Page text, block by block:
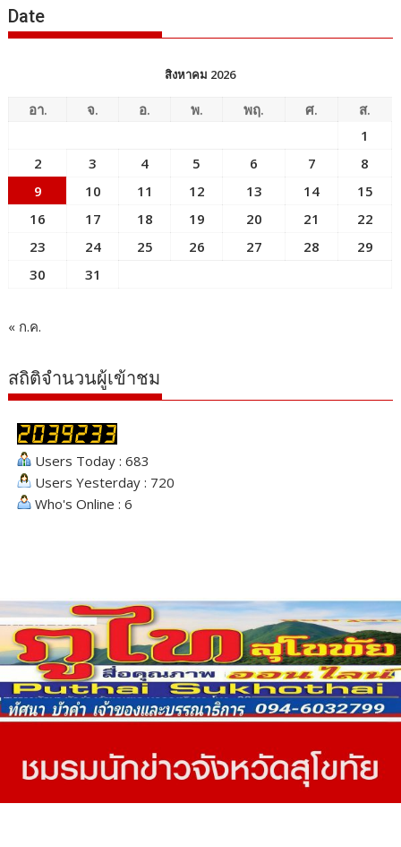
Date
สิงหาคม 2026
อา. จ. อ. พ. พฤ. ศ.
ส.
1
2
3 4 5 6 7
8
9
10 11 12 13 14
15
16
17 18 19 20 21
22
23
24 25 26 27 28
29
30
31
« ก.ค.
สถิติจำนวนผู้เข้าชม
Users Today : 683
Users Yesterday : 720
Who's Online : 6